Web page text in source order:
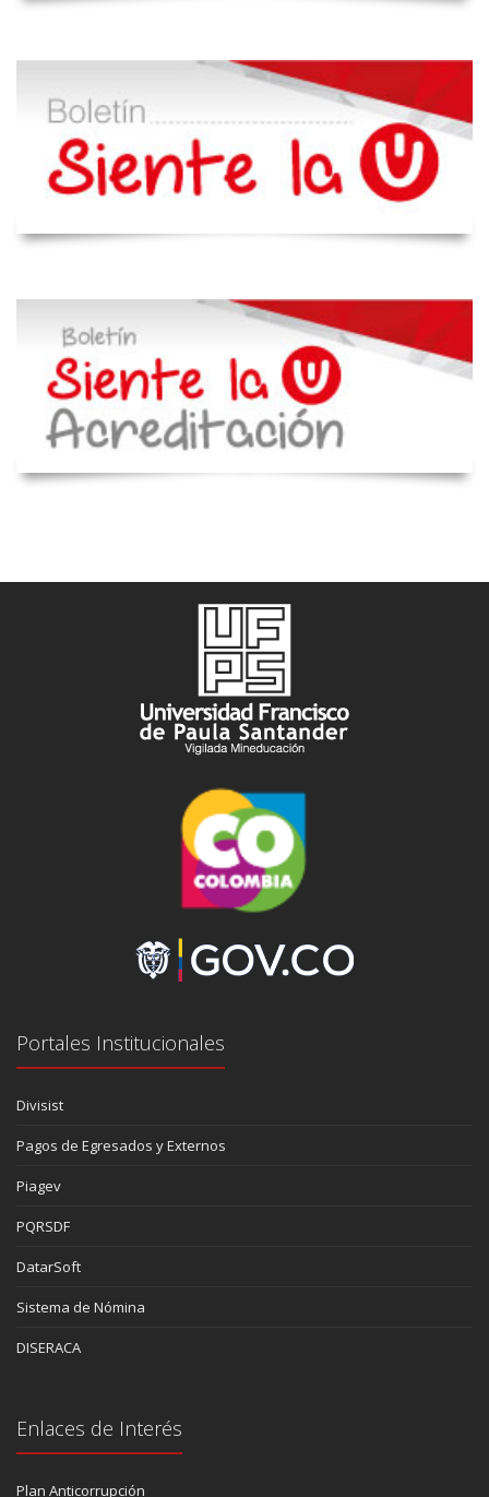
Portales Institucionales
Divisist
Pagos de Egresados y Externos
Piagev
PQRSDF
DatarSoft
Sistema de Nómina
DISERACA
Enlaces de Interés
Plan Anticorrupción